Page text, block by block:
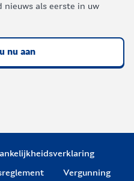
nieuws als eerste in uw
nu aan
Vergunning